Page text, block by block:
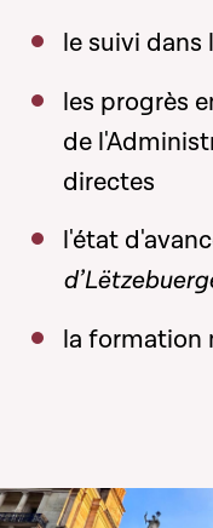
le suivi dans
les progrès
de
directes
l'état
la formation